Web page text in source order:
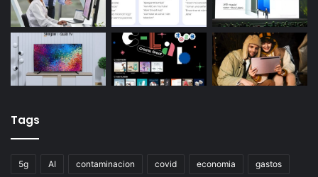
Tags
5g AI contaminacion covid economia gastos